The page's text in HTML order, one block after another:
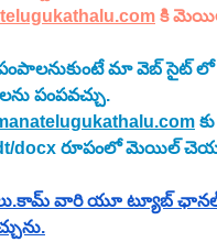
కి
మా వెబ్ సైట్ లో
పంపవచ్చు.
docx రూపంలో మెయిల్
వారి యూ ట్యూబ్ ఛానల్